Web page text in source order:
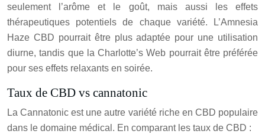
seulement l’arôme et le goût, mais aussi les effets
thérapeutiques potentiels de chaque variété. L’Amnesia
Haze CBD pourrait être plus adaptée pour une utilisation
diurne, tandis que la Charlotte’s Web pourrait être préférée
pour ses effets relaxants en soirée.
Taux de CBD vs cannatonic
La Cannatonic est une autre variété riche en CBD populaire
dans le domaine médical. En comparant les taux de CBD :